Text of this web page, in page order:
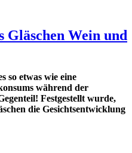
Gläschen Wein und
so etwas wie eine
während der
Festgestellt wurde,
die Gesichtsentwicklung